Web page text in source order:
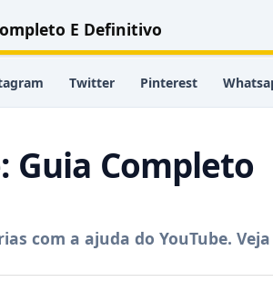
E Definitivo
Twitter Pinterest
Guia Completo
com a ajuda do YouTube. Veja